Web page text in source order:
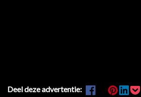
Deel deze advertentie: